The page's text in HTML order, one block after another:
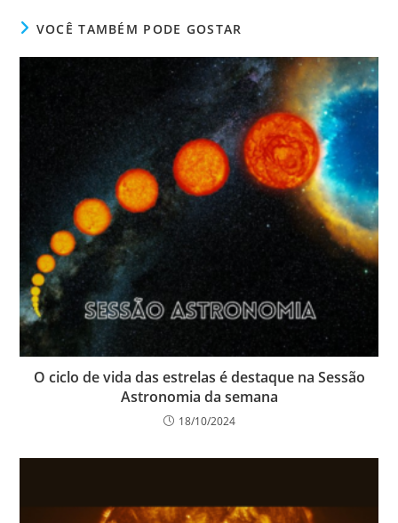
VOCÊ TAMBÉM PODE GOSTAR
O ciclo de vida das estrelas é destaque na Sessão
Astronomia da semana
18/10/2024